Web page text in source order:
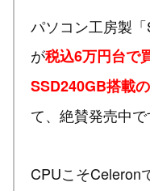
パソコン工房製「
が税込6万円台で
SSD240GB搭載
て、絶賛発売中で
CPUこそCeleron